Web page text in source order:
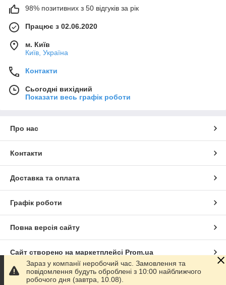
98% позитивних з 50 відгуків за рік
Працює з 02.06.2020
м. Київ
Київ, Україна
Контакти
Сьогодні вихідний
Показати весь графік роботи
Про нас
Контакти
Доставка та оплата
Графік роботи
Повна версія сайту
Сайт створено на маркетплейсі Prom.ua
Політика конфіденційності
Зараз у компанії неробочий час. Замовлення та
повідомлення будуть оброблені з 10:00 найближчого
робочого дня (завтра, 10.08).